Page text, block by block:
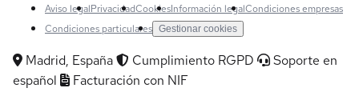
Aviso legalPrivacidadCookiesInformación legalCondiciones empresas
Condiciones particulares Gestionar cookies
Madrid, España Cumplimiento RGPD
Soporte en
español
Facturación con NIF